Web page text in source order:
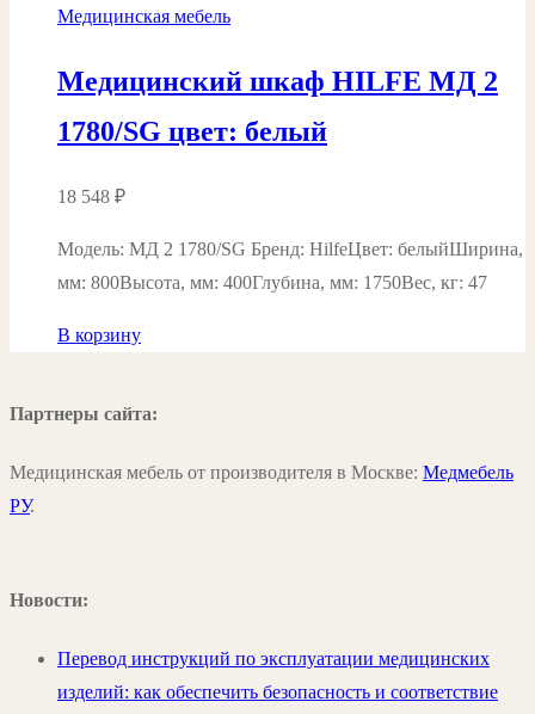
Медицинская мебель
Медицинский шкаф HILFE МД 2
1780/SG цвет: белый
18 548 ₽
Модель: МД 2 1780/SG Бренд: HilfeЦвет: белыйШирина,
мм: 800Высота, мм: 400Глубина, мм: 1750Вес, кг: 47
В корзину
Партнеры сайта:
Медицинская мебель от производителя в Москве: Медмебель
РУ.
Новости:
Перевод инструкций по эксплуатации медицинских
изделий: как обеспечить безопасность и соответствие